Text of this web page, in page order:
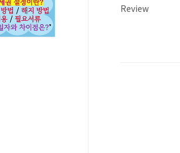
Review